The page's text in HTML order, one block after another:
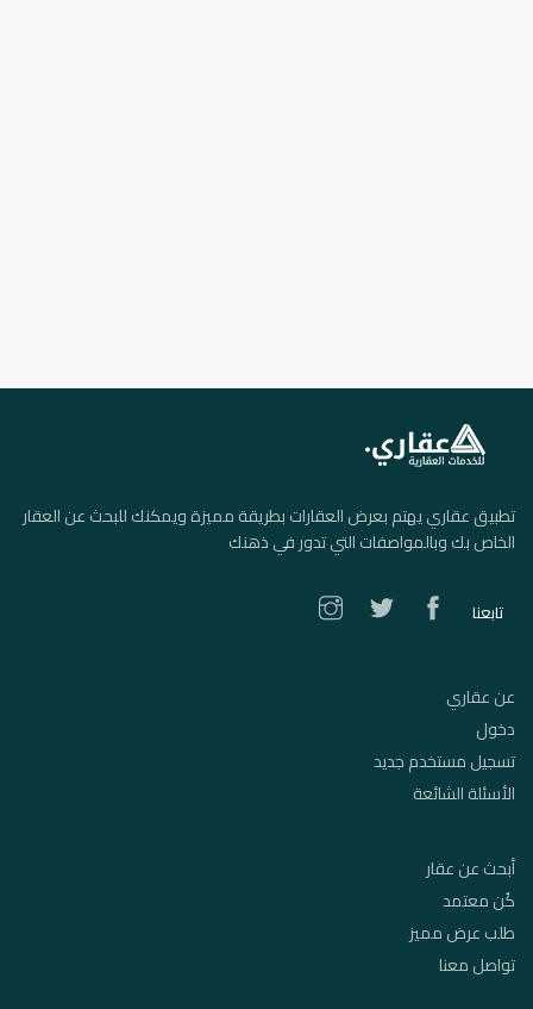
تطبيق عقاري يهتم بعرض العقارات بطريقة مميزة ويمكنك للبحث عن العقار
الخاص بك وبالمواصفات التي تدور في ذهنك
تابعنا
عن عقاري
دخول
تسجيل مستخدم جديد
الأسئلة الشائعة
أبحث عن عقار
كُن معتمد
طلب عرض مميز
تواصل معنا